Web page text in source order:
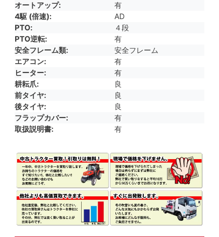
オートアップ
有
4駆 (倍速)
AD
PTO
４段
PTO逆転
有
安全フレーム類
安全フレーム
エアコン
有
ヒーター
有
耕耘爪
良
前タイヤ
良
後タイヤ
良
フラップカバー
有
取扱説明書
有